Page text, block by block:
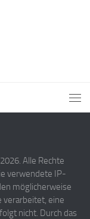
Alle Rechte
verwendete IP-
möglicherweise
verarbeitet, eine
nicht. Durch das